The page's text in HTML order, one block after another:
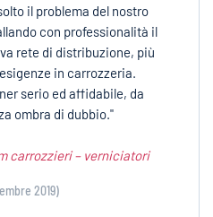
il problema del nostro
con professionalità il
rete di distribuzione, più
in carrozzeria.
serio ed affidabile, da
ombra di dubbio."
carrozzieri – verniciatori
2019)